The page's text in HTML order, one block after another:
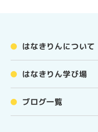
はなきりんについて
はなきりん学び場
ブログ一覧